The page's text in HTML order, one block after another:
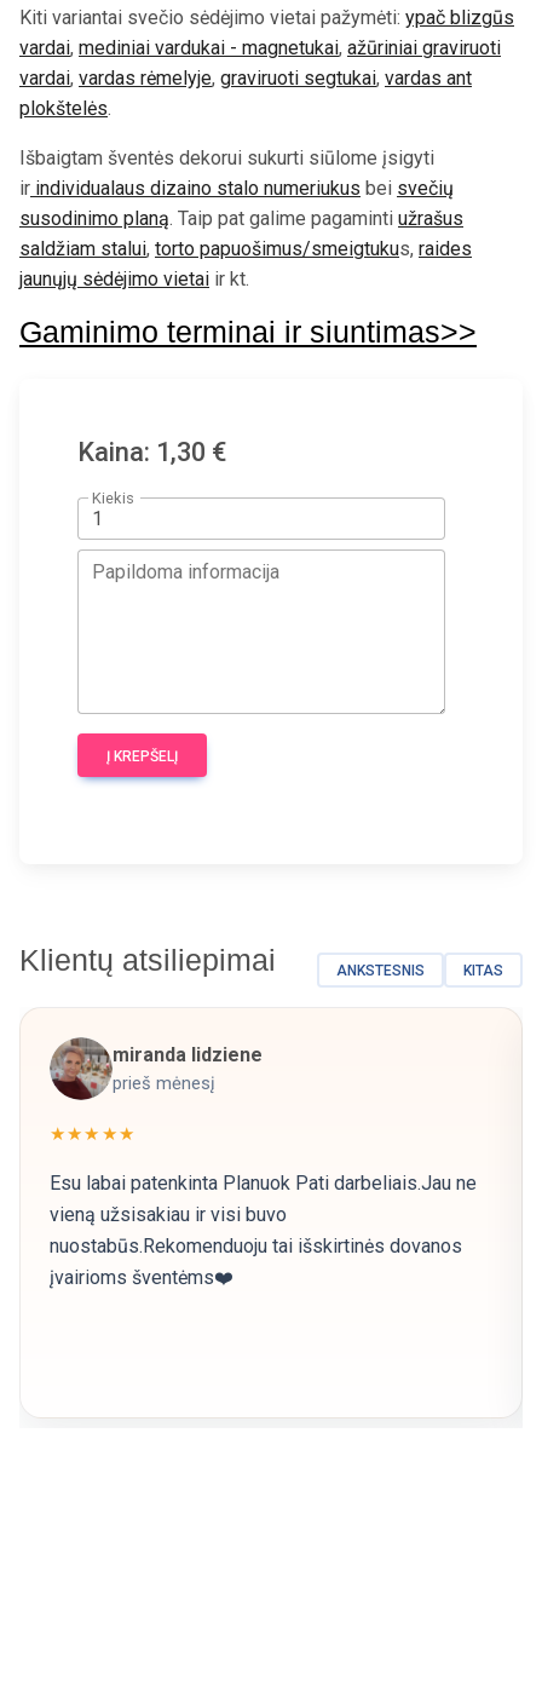
Kiti variantai svečio sėdėjimo vietai pažymėti: ypač blizgūs
vardai, mediniai vardukai - magnetukai, ažūriniai graviruoti
vardai, vardas rėmelyje, graviruoti segtukai, vardas ant
plokštelės.
Išbaigtam šventės dekorui sukurti siūlome įsigyti
ir individualaus dizaino stalo numeriukus bei svečių
susodinimo planą. Taip pat galime pagaminti užrašus
saldžiam stalui, torto papuošimus/smeigtukus, raides
jaunųjų sėdėjimo vietai ir kt.
Gaminimo terminai ir siuntimas>>
Kaina: 1,30 €
Kiekis
Papildoma informacija
Į KREPŠELĮ
Klientų atsiliepimai ANKSTESNIS KITAS
miranda lidziene
prieš mėnesį
★★★★★
Esu labai patenkinta Planuok Pati darbeliais.Jau ne
vieną užsisakiau ir visi buvo
nuostabūs.Rekomenduoju tai išskirtinės dovanos
įvairioms šventėms❤️